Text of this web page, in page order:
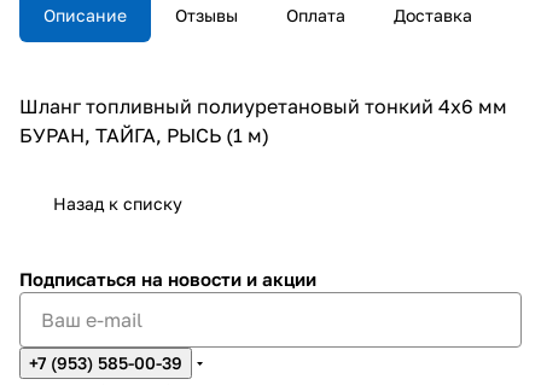
Описание Отзывы Оплата Доставка
Шланг топливный полиуретановый тонкий 4х6 мм
БУРАН, ТАЙГА, РЫСЬ (1 м)
Назад к списку
Подписаться на новости и акции
+7 (953) 585-00-39